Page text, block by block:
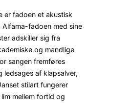
er fadoen et akustisk
fadoen med sine
adskiller sig fra
og mandlige
sangen fremføres
ledsages af klapsalver,
stilart fungerer
mellem fortid og